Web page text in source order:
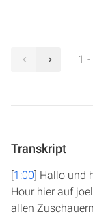
1 -
Transkript
[1:00] Hallo und
Hour hier auf
allen